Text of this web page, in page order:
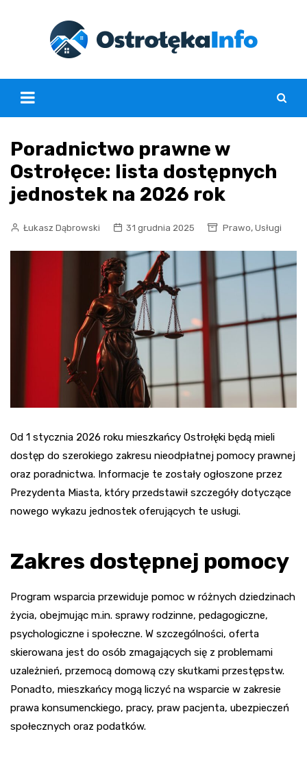
Poradnictwo prawne w
Ostrołęce: lista dostępnych
jednostek na 2026 rok
Łukasz Dąbrowski 31 grudnia 2025 Prawo, Usługi
Od 1 stycznia 2026 roku mieszkańcy Ostrołęki będą mieli
dostęp do szerokiego zakresu nieodpłatnej pomocy prawnej
oraz poradnictwa. Informacje te zostały ogłoszone przez
Prezydenta Miasta, który przedstawił szczegóły dotyczące
nowego wykazu jednostek oferujących te usługi.
Zakres dostępnej pomocy
Program wsparcia przewiduje pomoc w różnych dziedzinach
życia, obejmując m.in. sprawy rodzinne, pedagogiczne,
psychologiczne i społeczne. W szczególności, oferta
skierowana jest do osób zmagających się z problemami
uzależnień, przemocą domową czy skutkami przestępstw.
Ponadto, mieszkańcy mogą liczyć na wsparcie w zakresie
prawa konsumenckiego, pracy, praw pacjenta, ubezpieczeń
społecznych oraz podatków.